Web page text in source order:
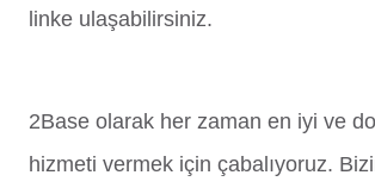
linke ulaşabilirsiniz.
2Base olarak her zaman en iyi ve
hizmeti vermek için çabalıyoruz.